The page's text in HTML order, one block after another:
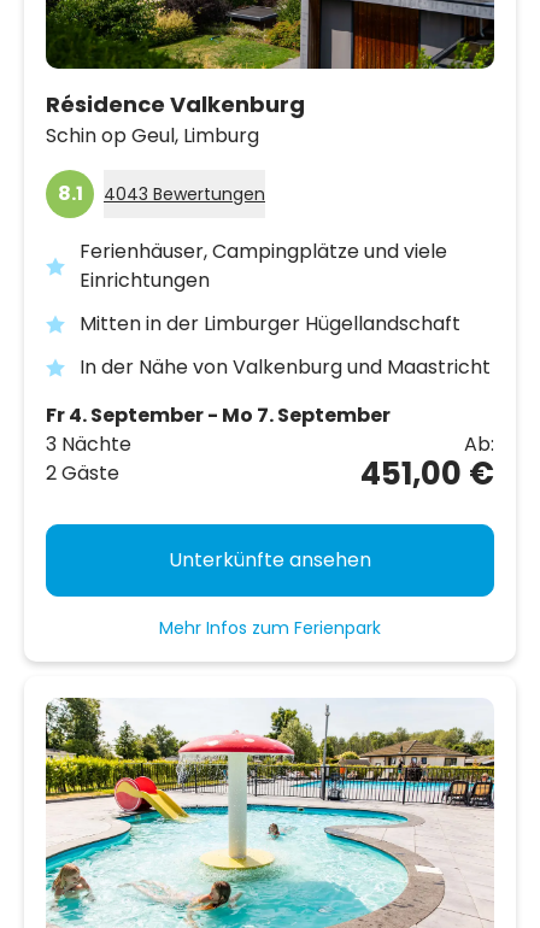
Résidence Valkenburg
Schin op Geul, Limburg
8.1 4043 Bewertungen
Ferienhäuser, Campingplätze und viele
Einrichtungen
Mitten in der Limburger Hügellandschaft
In der Nähe von Valkenburg und Maastricht
Fr 4. September - Mo 7. September
3 Nächte
2 Gäste
Ab:
451,00 €
Unterkünfte ansehen
Mehr Infos zum Ferienpark